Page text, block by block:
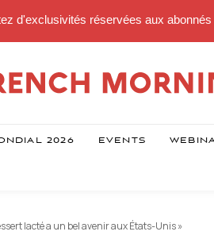
d'exclusivités réservées aux abonnés
2026 EVENTS
lacté a un bel avenir aux États-Unis »